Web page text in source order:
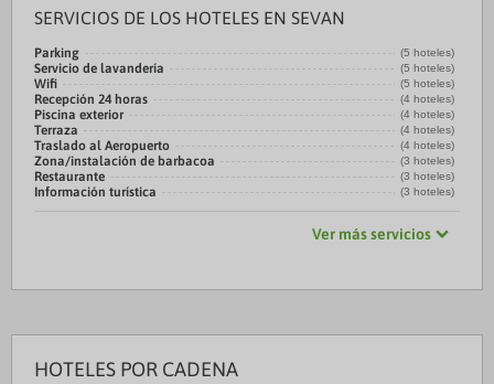
SERVICIOS DE LOS HOTELES EN SEVAN
Parking (5 hoteles)
Servicio de lavandería (5 hoteles)
Wifi (5 hoteles)
Recepción 24 horas (4 hoteles)
Piscina exterior (4 hoteles)
Terraza (4 hoteles)
Traslado al Aeropuerto (4 hoteles)
Zona/instalación de barbacoa (3 hoteles)
Restaurante (3 hoteles)
Información turística (3 hoteles)
Ver más servicios
HOTELES POR CADENA